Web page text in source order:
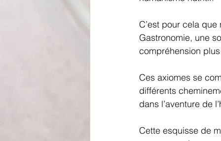
C’est pour cela
Gastronomie, une
compréhension
Ces axiomes se
différents
dans l’aventure de
Cette esquisse de